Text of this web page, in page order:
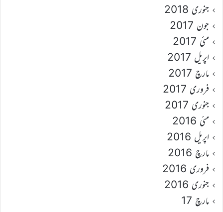
جنوری 2018
جون 2017
مئی 2017
اپریل 2017
مارچ 2017
فروری 2017
جنوری 2017
مئی 2016
اپریل 2016
مارچ 2016
فروری 2016
جنوری 2016
مارچ 17